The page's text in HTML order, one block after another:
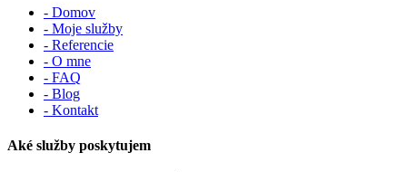
- Domov
- Moje služby
- Referencie
- O mne
- FAQ
- Blog
- Kontakt
Aké služby poskytujem